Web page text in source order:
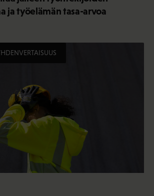
ja työelämän tasa-arvoa